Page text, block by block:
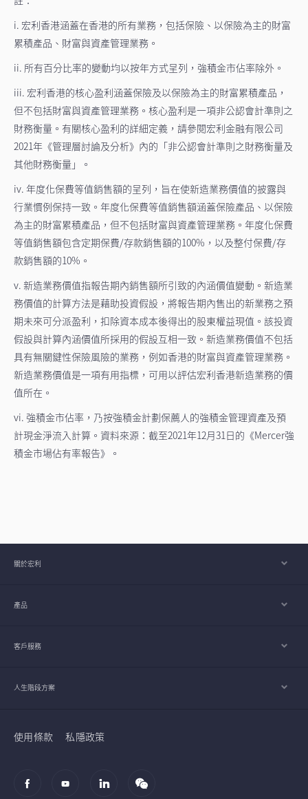
i. 宏利香港涵蓋在香港的所有業務，包括保險、以保險為主的財富
累積產品、財富與資產管理業務。
ii. 所有百分比率的變動均以按年方式呈列，強積金市佔率除外。
iii. 宏利香港的核心盈利涵蓋保險及以保險為主的財富累積產品，
但不包括財富與資產管理業務。核心盈利是一項非公認會計準則之
財務衡量。有關核心盈利的詳細定義，請參閱宏利金融有限公司
2021年《管理層討論及分析》內的「非公認會計準則之財務衡量及
其他財務衡量」。
iv. 年度化保費等值銷售額的呈列，旨在使新造業務價值的披露與
行業慣例保持一致。年度化保費等值銷售額涵蓋保險產品、以保險
為主的財富累積產品，但不包括財富與資產管理業務。年度化保費
等值銷售額包含定期保費/存款銷售額的100%，以及整付保費/存
款銷售額的10%。
v. 新造業務價值指報告期內銷售額所引致的內涵價值變動。新造業
務價值的計算方法是藉助投資假設，將報告期內售出的新業務之預
期未來可分派盈利，扣除資本成本後得出的股東權益現值。該投資
假設與計算內涵價值所採用的假設互相一致。新造業務價值不包括
具有無關鍵性保險風險的業務，例如香港的財富與資產管理業務。
新造業務價值是一項有用指標，可用以評估宏利香港新造業務的價
值所在。
vi. 強積金市佔率，乃按強積金計劃保薦人的強積金管理資產及預
計現金淨流入計算。資料來源：截至2021年12月31日的《Mercer強
積金市場佔有率報告》。
關於宏利
產品
客戶服務
人生階段方案
使用條款 私隱政策